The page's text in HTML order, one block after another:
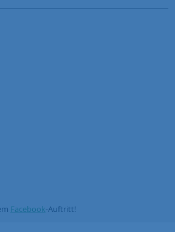
Facebook-Auftritt!